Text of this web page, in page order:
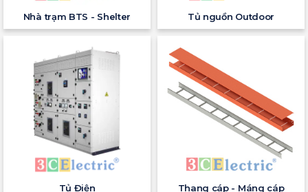
Nhà trạm BTS - Shelter Tủ nguồn Outdoor
Tủ Điện Thang cáp - Máng cáp